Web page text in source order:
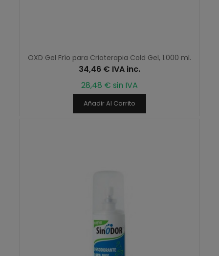
OXD Gel Frío para Crioterapia Cold Gel, 1.000 ml.
34,46 € IVA inc.
28,48 € sin IVA
Añadir Al Carrito